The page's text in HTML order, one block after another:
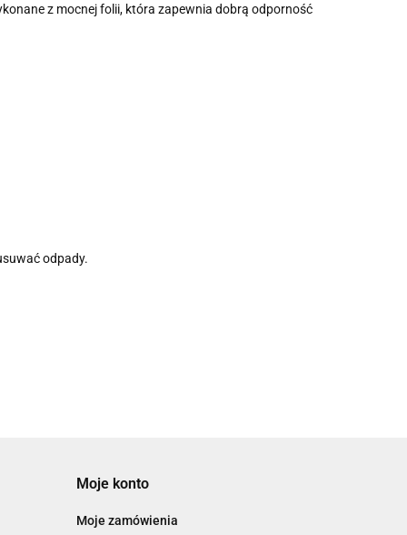
z mocnej folii, która zapewnia dobrą odporność
odpady.
Moje konto
Moje zamówienia